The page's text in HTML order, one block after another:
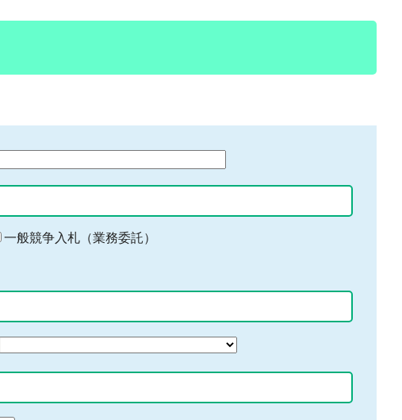
一般競争入札（業務委託）